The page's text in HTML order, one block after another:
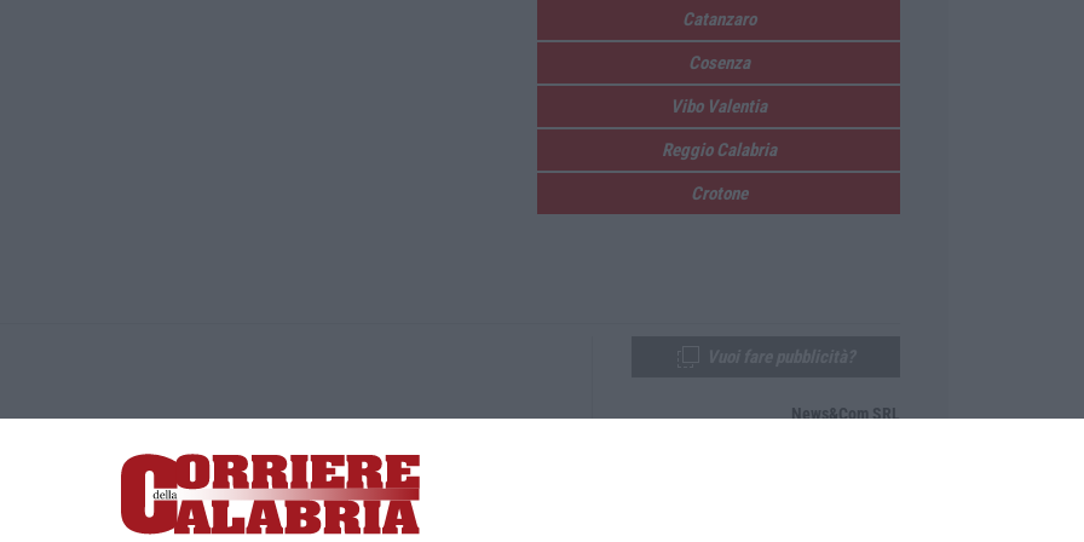
Catanzaro
Cosenza
Vibo Valentia
Reggio Calabria
Crotone
Lamezia Terme (CZ)
responsabile Paola Militano |Privacy
News&Com SRL